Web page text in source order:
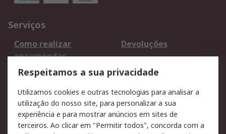
Serviços
Como realizar
encomendas
Devoluções
Formas de entrega
Qualidade e ambiente
Pagamento e
faturação
Respeitamos a sua privacidade
Utilizamos cookies e outras tecnologias para analisar a
utilização do nosso site, para personalizar a sua
experiência e para mostrar anúncios em sites de
terceiros. Ao clicar em "Permitir todos", concorda com a